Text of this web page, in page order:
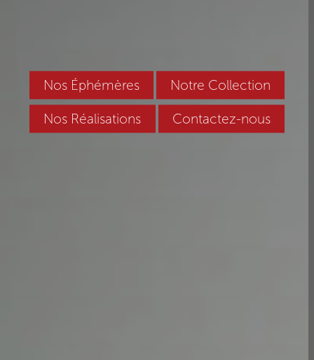
Nos Éphémères Notre Collection
Nos Réalisations Contactez-nous